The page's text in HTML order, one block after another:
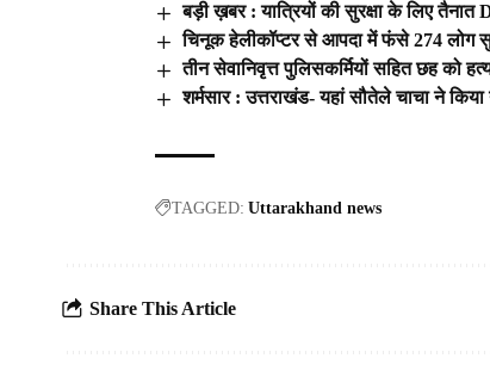
बड़ी ख़बर : यात्रियों की सुरक्षा के लिए
चिनूक हेलीकॉप्टर से आपदा में फंसे 274 लोग
तीन सेवानिवृत्त पुलिसकर्मियों सहित छह को
शर्मसार : उत्तराखंड- यहां सौतेले चाचा ने किया
TAGGED: Uttarakhand news
Share This Article